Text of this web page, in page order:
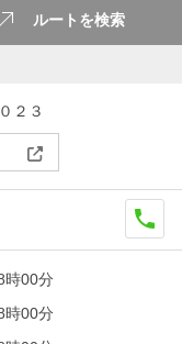
２３
時00分
時00分
ルートを検索